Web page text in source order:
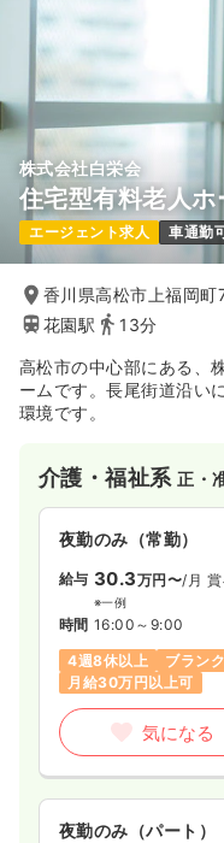
株式会社白栄会
住宅型有料老人
エージェント求人 車通勤
香川県高松市上福岡
花園駅
13分
高松市の中心部にある、
ームです。長尾街道沿い
環境です。
介護・福祉系正・
夜勤のみ（常勤）
給与 30.3万円〜/月
※一例
時間 16:00～9:00
4週8休以上
ブラン
月給30万円以上可
気になる
夜勤のみ（パート）